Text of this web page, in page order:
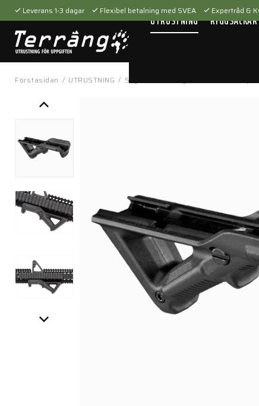
Leverans 1-3 dagar Flexibel betalning med SVEA Expertråd &
UTRUSTNING
Förstasidan / UTRUSTNING / Skytteutrustning